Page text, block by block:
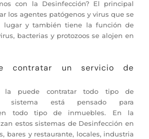
con la Desinfección? El principal
los agentes patógenos y virus que se
lugar y también tiene la función de
bacterias y protozoos se alojen en
contratar un servicio de
la puede contratar todo tipo de
sistema está pensado para
todo tipo de inmuebles. En la
estos sistemas de Desinfección en
bares y restaurante, locales, industria